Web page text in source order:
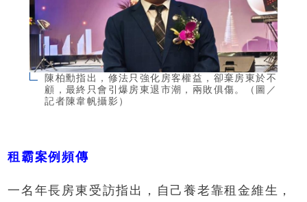
陳柏勳指出，修法只強化房客權益，卻棄房東於不
顧，最終只會引爆房東退市潮，兩敗俱傷。（圖／
記者陳韋帆攝影）
租霸案例頻傳
一名年長房東受訪指出，自己養老靠租金維生，